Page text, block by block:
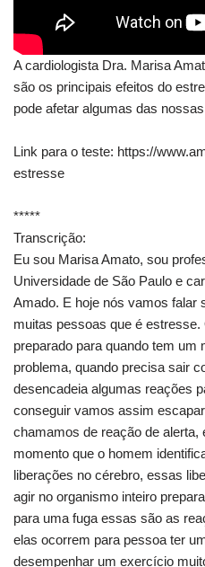
A cardiologista Dra. Marisa
são os principais efeitos do
pode afetar algumas das
Link para o teste: https://
estresse
*****
Transcrição:
Eu sou Marisa Amato, sou
Universidade de São Paulo e
Amado. E hoje nós vamos falar
muitas pessoas que é
preparado para quando tem um
problema, quando precisa sair
desencadeia algumas reações
conseguir vamos assim
chamamos de reação de alerta,
momento que o homem
liberações no cérebro, essas
agir no organismo inteiro
para uma fuga essas são as
elas ocorrem para pessoa ter
desempenhar um exercício